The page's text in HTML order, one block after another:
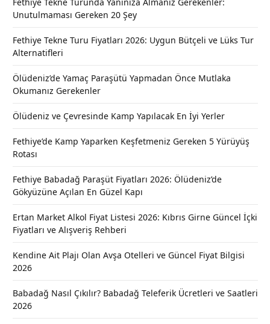
Unutulmaması Gereken 20 Şey
Fethiye Tekne Turu Fiyatları 2026: Uygun Bütçeli ve Lüks Tur
Alternatifleri
Ölüdeniz’de Yamaç Paraşütü Yapmadan Önce Mutlaka
Okumanız Gerekenler
Ölüdeniz ve Çevresinde Kamp Yapılacak En İyi Yerler
Fethiye’de Kamp Yaparken Keşfetmeniz Gereken 5 Yürüyüş
Rotası
Fethiye Babadağ Paraşüt Fiyatları 2026: Ölüdeniz’de
Gökyüzüne Açılan En Güzel Kapı
Ertan Market Alkol Fiyat Listesi 2026: Kıbrıs Girne Güncel İçki
Fiyatları ve Alışveriş Rehberi
Kendine Ait Plajı Olan Avşa Otelleri ve Güncel Fiyat Bilgisi
2026
Babadağ Nasıl Çıkılır? Babadağ Teleferik Ücretleri ve Saatleri
2026